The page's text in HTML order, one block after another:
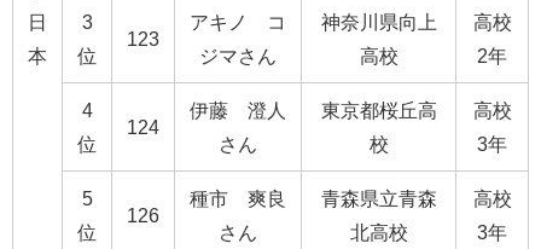
日
本
3
位
123
アキノ コ
ジマさん
神奈川県向上
高校
高校
2年
4
位
124
伊藤 澄人
さん
東京都桜丘高
校
高校
3年
5
位
126
種市 爽良
さん
青森県立青森
北高校
高校
3年